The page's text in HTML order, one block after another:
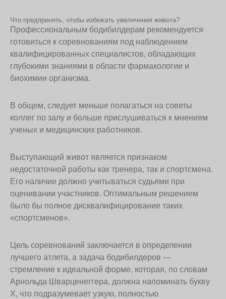
Что предпринять, чтобы избежать увеличения живота?
Профессиональным бодибилдерам рекомендуется
готовиться к соревнованиям под наблюдением
квалифицированных специалистов, обладающих
глубокими знаниями в области фармакологии и
биохимии организма.
В общем, следует меньше полагаться на советы
коллег по залу и больше прислушиваться к мнениям
ученых и медицинских работников.
Выступающий живот является признаком
недостаточной работы как тренера, так и спортсмена.
Его наличие должно учитываться судьями при
оценивании участников. Оптимальным решением
было бы полное дисквалифицирование таких
«спортсменов».
Цель соревнований заключается в определении
лучшего атлета, а задача бодибилдеров —
стремление к идеальной форме, которая, по словам
Арнольда Шварценеггера, должна напоминать букву
X, что подразумевает узкую, полностью